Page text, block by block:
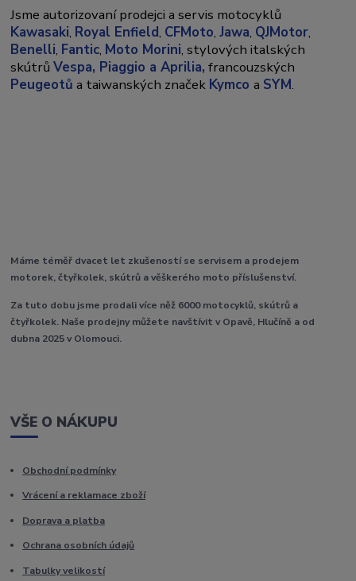
Jsme autorizovaní prodejci a servis motocyklů
Kawasaki, Royal Enfield, CFMoto,Jawa, QJMotor,
Benelli, Fantic, Moto Morini, stylových italských
skútrůVespa, Piaggio a Aprilia, francouzských
Peugeotů a taiwanských značek Kymcoa SYM.
Máme téměř dvacet let zkušeností se servisem a prodejem
motorek, čtyřkolek, skútrů a věškerého moto příslušenství.
Za tuto dobu jsme prodali více něž 6000 motocyklů, skútrů a
čtyřkolek. Naše prodejny můžete navštívit v Opavě, Hlučíně a od
dubna 2025 v Olomouci.
VŠE O NÁKUPU
Obchodní podmínky
Vrácení a reklamace zboží
Doprava a platba
Ochrana osobních údajů
Tabulky velikostí